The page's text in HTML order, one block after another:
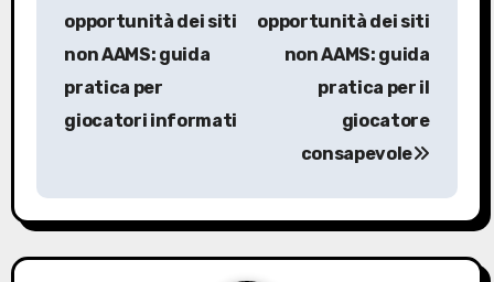
a
v
opportunità dei siti
non AAMS: guida
pratica per
giocatori informati
opportunità dei siti
non AAMS: guida
pratica per il
giocatore
consapevole